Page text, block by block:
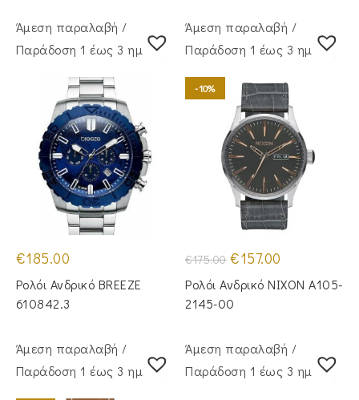
Άμεση παραλαβή /
Παράδoση 1 έως 3 ημέρες
€185.00
Ρολόι Ανδρικό BREEZE
610842.3
Άμεση παραλαβή /
Παράδoση 1 έως 3 ημέρες
-10%
€175.00 Original
price
was:
€175.00.
€157.00
τιμή
είναι:
Ρολόι Ανδρικό NIXON A105-
2145-00
Άμεση παραλαβή /
Παράδoση 1 έως 3 ημέρες
Άμεση παραλαβή /
Παράδoση 1 έως 3 ημέρες